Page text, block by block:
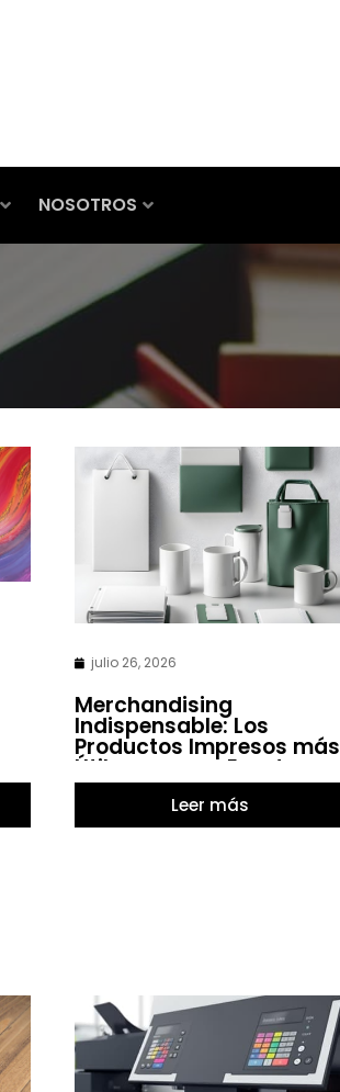
NOSOTROS
julio 26, 2026
Merchandising
Indispensable: Los
Productos Impresos más
Útiles para un Evento
Leer más